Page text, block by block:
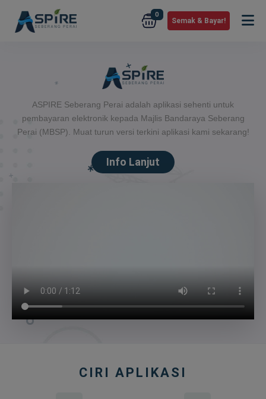
0
Semak & Bayar!
Bayar Cukai Taksiran, Kompaun
ASPIRE Seberang Perai adalah aplikasi sehenti untuk
pembayaran elektronik kepada Majlis Bandaraya Seberang
Perai (MBSP). Muat turun versi terkini aplikasi kami sekarang!
Info Lanjut
CIRI APLIKASI